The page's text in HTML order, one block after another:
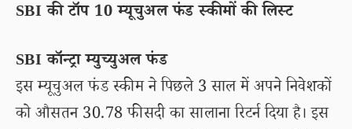
SBI की टॉप 10 म्यूचुअल फंड स्कीमों की लिस्ट
SBI कॉन्ट्रा म्युच्युअल फंड
इस म्यूचुअल फंड स्कीम ने पिछले 3 साल में अपने निवेशकों
को औसतन 30.78 फीसदी का सालाना रिटर्न दिया है। इस